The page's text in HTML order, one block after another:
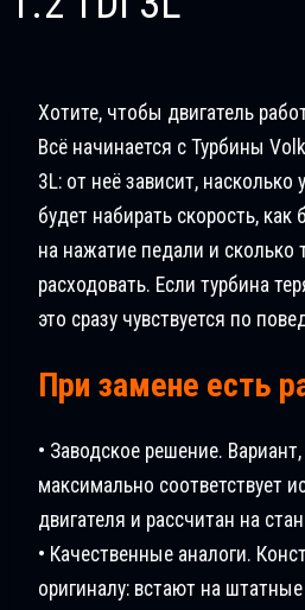
Хотите, чтобы двигатель
Всё начинается с Турбины
3L: от неё зависит,
будет набирать скорость, как
на нажатие педали и сколько
расходовать. Если турбина
это сразу чувствуется по
При замене есть
• Заводское решение.
максимально соответствует
двигателя и рассчитан на
• Качественные аналоги.
оригиналу: встают на